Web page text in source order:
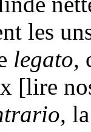
les
legato,
[lire